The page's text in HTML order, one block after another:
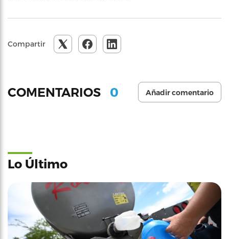
Compartir
COMENTARIOS 0 Añadir comentario
Lo Último